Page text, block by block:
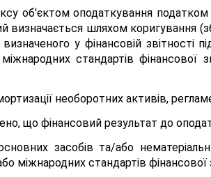
об'єктом оподаткування
визначається шляхом коригування
у фінансовій звітності
стандартів фінансової
необоротних активів,
що фінансовий результат до
засобів та/або
міжнародних стандартів фінансової